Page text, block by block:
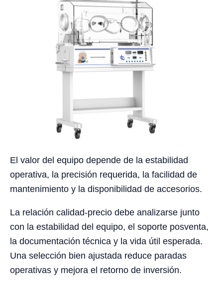
El valor del equipo depende de la estabilidad
operativa, la precisión requerida, la facilidad de
mantenimiento y la disponibilidad de accesorios.
La relación calidad-precio debe analizarse junto
con la estabilidad del equipo, el soporte posventa,
la documentación técnica y la vida útil esperada.
Una selección bien ajustada reduce paradas
operativas y mejora el retorno de inversión.